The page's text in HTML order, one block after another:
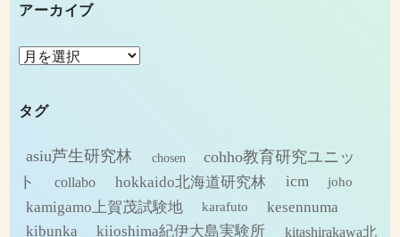
アーカイブ
ア
カ
ブ
タグ
asiu芦生研究林 chosen
cohho教育研究ユニッ
ト
collabo hokkaido北海道研究林 icm joho
kamigamo上賀茂試験地 karafuto
kesennuma
kibunka
kiioshima紀伊大島実験所
kitashirakawa北